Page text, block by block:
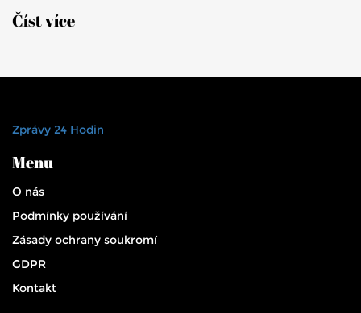
Číst více
Zprávy 24 Hodin
Menu
O nás
Podmínky používání
Zásady ochrany soukromí
GDPR
Kontakt